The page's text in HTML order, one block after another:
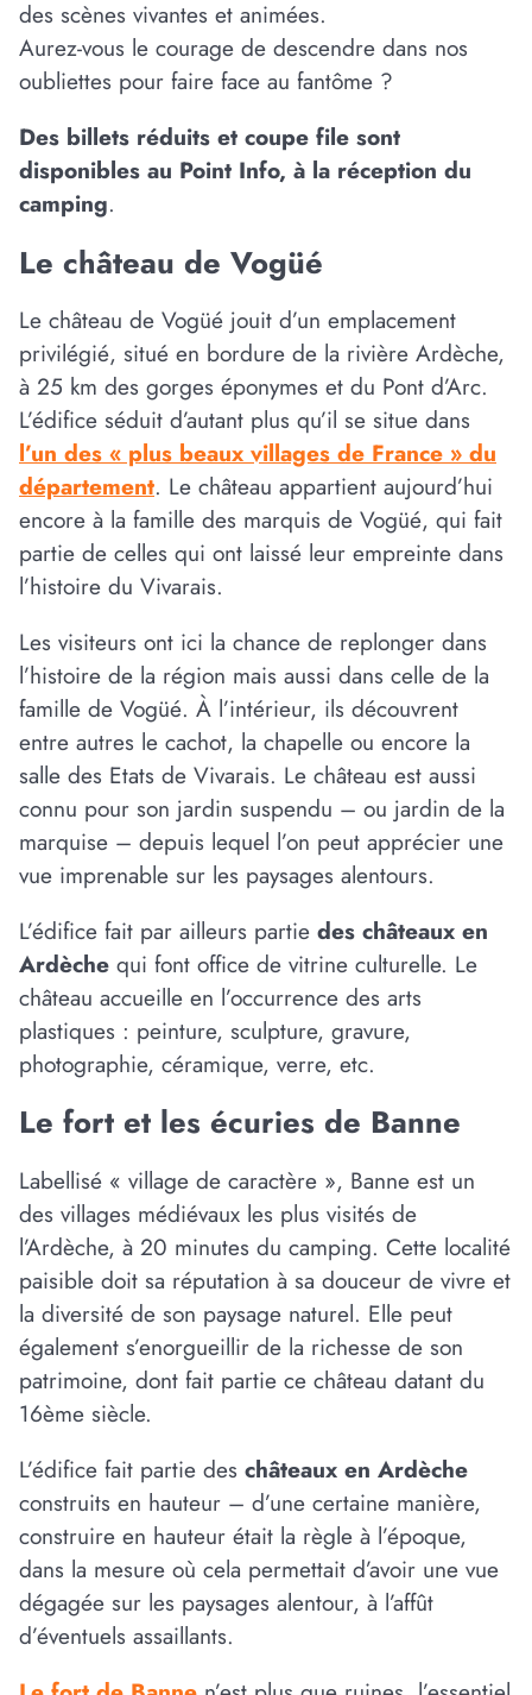
des scènes vivantes et animées.
Aurez-vous le courage de descendre dans nos
oubliettes pour faire face au fantôme ?
Des billets réduits et coupe file sont
disponibles au Point Info, à la réception du
camping.
Le château de Vogüé
Le château de Vogüé jouit d’un emplacement
privilégié, situé en bordure de la rivière Ardèche,
à 25 km des gorges éponymes et du Pont d’Arc.
L’édifice séduit d’autant plus qu’il se situe dans
l’un des « plus beaux villages de France » du
département. Le château appartient aujourd’hui
encore à la famille des marquis de Vogüé, qui fait
partie de celles qui ont laissé leur empreinte dans
l’histoire du Vivarais.
Les visiteurs ont ici la chance de replonger dans
l’histoire de la région mais aussi dans celle de la
famille de Vogüé. À l’intérieur, ils découvrent
entre autres le cachot, la chapelle ou encore la
salle des Etats de Vivarais. Le château est aussi
connu pour son jardin suspendu – ou jardin de la
marquise – depuis lequel l’on peut apprécier une
vue imprenable sur les paysages alentours.
L’édifice fait par ailleurs partie des châteaux en
Ardèche qui font office de vitrine culturelle. Le
château accueille en l’occurrence des arts
plastiques : peinture, sculpture, gravure,
photographie, céramique, verre, etc.
Le fort et les écuries de Banne
Labellisé « village de caractère », Banne est un
des villages médiévaux les plus visités de
l’Ardèche, à 20 minutes du camping. Cette localité
paisible doit sa réputation à sa douceur de vivre et
la diversité de son paysage naturel. Elle peut
également s’enorgueillir de la richesse de son
patrimoine, dont fait partie ce château datant du
16ème siècle.
L’édifice fait partie des châteaux en Ardèche
construits en hauteur – d’une certaine manière,
construire en hauteur était la règle à l’époque,
dans la mesure où cela permettait d’avoir une vue
dégagée sur les paysages alentour, à l’affût
d’éventuels assaillants.